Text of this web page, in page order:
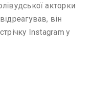
акторки
він
Instagram у